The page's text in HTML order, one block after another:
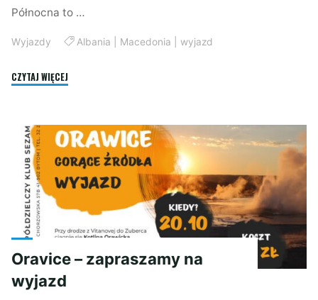
Północna to …
Wyjazdy Albania Macedonia wyjazd
CZYTAJ WIĘCEJ
Macedonia
Północna"
Oravice – zapraszamy na
wyjazd